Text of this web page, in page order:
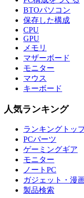
BTOパソコン
保存した構成
CPU
GPU
メモリ
マザーボード
モニター
マウス
キーボード
人気ランキング
ランキングトッ
PCパーツ
ゲーミングギア
モニター
ノートPC
ガジェット・漫
製品検索